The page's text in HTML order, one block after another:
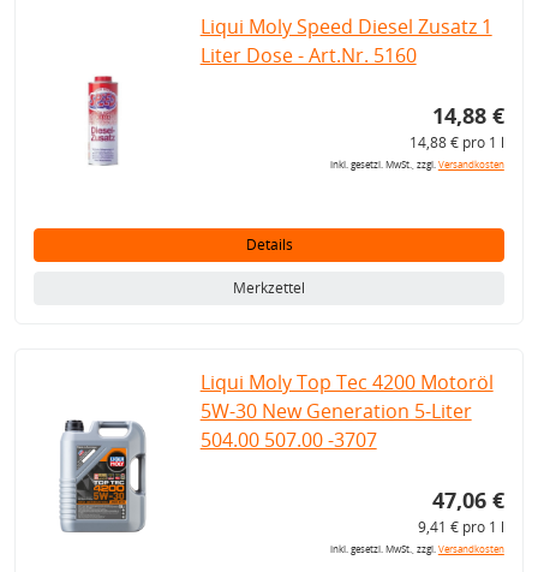
Liqui Moly Speed Diesel Zusatz 1
Liter Dose - Art.Nr. 5160
14,88 €
14,88 € pro 1 l
inkl. gesetzl. MwSt., zzgl.Versandkosten
Details
Merkzettel
Liqui Moly Top Tec 4200 Motoröl
5W-30 New Generation 5-Liter
504.00 507.00 -3707
47,06 €
9,41 € pro 1 l
inkl. gesetzl. MwSt., zzgl.Versandkosten